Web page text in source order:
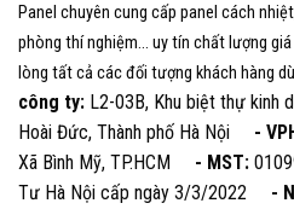
Panel chuyên cung cấp panel cách
phòng thí nghiệm... uy tín chất lượng
lòng tất cả các đối tượng khách hàng
công ty: L2-03B, Khu biệt thự kinh
Hoài Đức, Thành phố Hà Nội -
Xã Bình Mỹ, TP.HCM - MST:
Tư Hà Nội cấp ngày 3/3/2022 -